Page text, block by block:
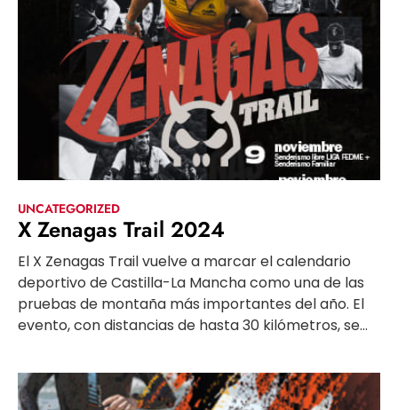
UNCATEGORIZED
X Zenagas Trail 2024
El X Zenagas Trail vuelve a marcar el calendario
deportivo de Castilla-La Mancha como una de las
pruebas de montaña más importantes del año. El
evento, con distancias de hasta 30 kilómetros, se...